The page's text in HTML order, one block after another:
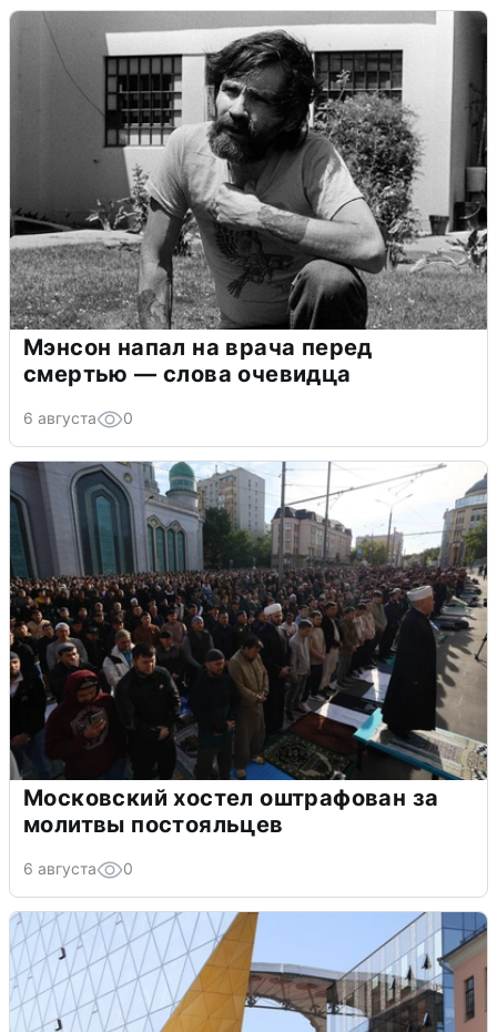
Мэнсон напал на врача перед
смертью — слова очевидца
6 августа 0
Московский хостел оштрафован за
молитвы постояльцев
6 августа 0